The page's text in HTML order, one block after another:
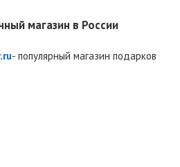
магазин в России
- популярный магазин подарков